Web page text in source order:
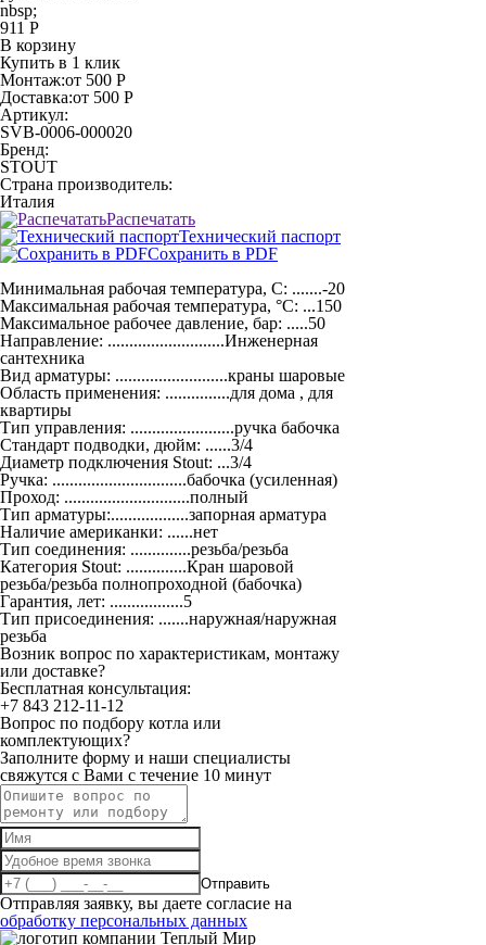
nbsp;
911 Р
В корзину
Купить в 1 клик
Монтаж:от 500 Р
Доставка:от 500 Р
Артикул:
SVB-0006-000020
Бренд:
STOUT
Страна производитель:
Италия
Распечатать
Технический паспорт
Сохранить в PDF
Минимальная рабочая температура, С: .......-20
Максимальная рабочая температура, °С: ...150
Максимальное рабочее давление, бар: .....50
Направление: ...........................Инженерная
сантехника
Вид арматуры: ..........................краны шаровые
Область применения: ...............для дома , для
квартиры
Тип управления: ........................ручка бабочка
Стандарт подводки, дюйм: ......3/4
Диаметр подключения Stout: ...3/4
Ручка: ...............................бабочка (усиленная)
Проход: .............................полный
Тип арматуры:..................запорная арматура
Наличие американки: ......нет
Тип соединения: ..............резьба/резьба
Категория Stout: ..............Кран шаровой
резьба/резьба полнопроходной (бабочка)
Гарантия, лет: .................5
Тип присоединения: .......наружная/наружная
резьба
Возник вопрос по характеристикам, монтажу
или доставке?
Бесплатная консультация:
+7 843 212-11-12
Вопрос по подбору котла или
комплектующих?
Заполните форму и наши специалисты
свяжутся с Вами с течение 10 минут
Отправить
Отправляя заявку, вы даете согласие на
обработку персональных данных